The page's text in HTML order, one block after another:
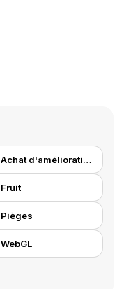
Achat d'améliorations
Fruit
Pièges
WebGL